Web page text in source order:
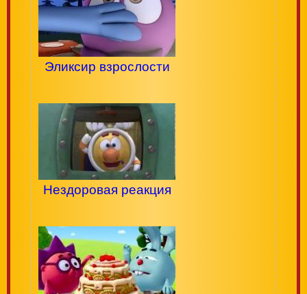
Эликсир взрослости
Нездоровая реакция